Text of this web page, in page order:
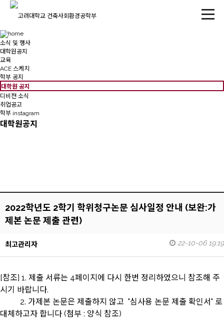
소식 및 행사
대학원공지
교육
ACE 스케치
학부 공지
대학원 공지
디비젼 소식
취업공고
학부 instagram
대학원공지
2022학년도 2학기 학위청구논문 심사일정 안내 (보완:가
제본 논문 제출 관련)
최고관리자 22-10-06 19:19
[참조] 1. 제출 서류는 4페이지에 다시 한번 정리하였으니 참조해 주
시기 바랍니다.
2. 가제본 논문은 제출하지 않고 "심사용 논문 제출 확인서" 로
대체하고자 합니다 (첨부 : 양식 참조)